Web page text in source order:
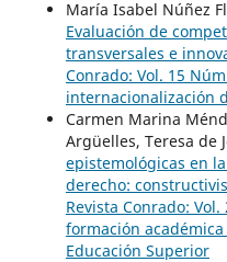
María Isabel Núñez
Evaluación de
transversales e
Conrado: Vol. 15
internacionalización
Carmen Marina
Argüelles, Teresa de
epistemológicas en
derecho:
Revista Conrado:
formación
Educación Superior